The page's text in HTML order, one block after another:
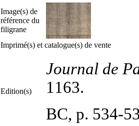
Image(s) de
référence du
filigrane
Imprimé(s) et catalogue(s) de vente
Edition(s)
Journal de
1163.
BC, p. 534-